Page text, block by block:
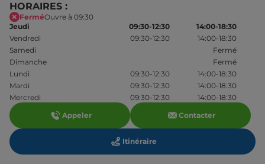
HORAIRES :
FerméOuvre à 09:30
Jeudi
09:30-12:30
14:00-18:30
Vendredi
09:30-12:30
14:00-18:30
Samedi
Fermé
Dimanche
Fermé
Lundi
09:30-12:30
14:00-18:30
Mardi
09:30-12:30
14:00-18:30
Mercredi
09:30-12:30
14:00-18:30
Appeler
Contacter
Itinéraire